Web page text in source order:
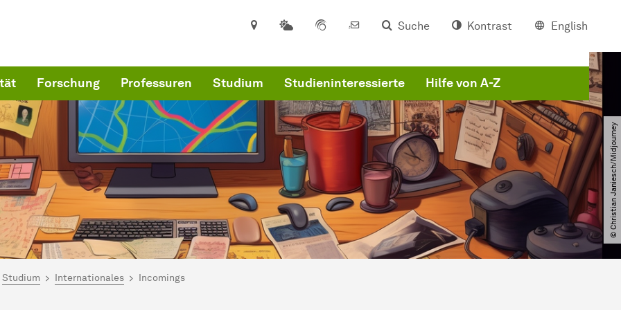
Suche Kontrast English
Forschung Professuren Studium Studieninteressierte Hilfe von A-Z
© Christian Janiesch​/​Midjourney
hier:
für Informatik
Studium Internationales Incomings